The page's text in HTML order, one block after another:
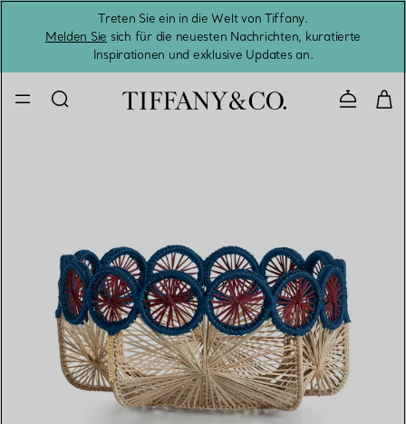
Treten Sie ein in die Welt von Tiffany.
Melden Sie sich für die neuesten Nachrichten, kuratierte
Inspirationen und exklusive Updates an.